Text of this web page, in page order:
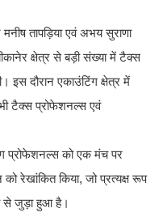
तापड़िया एवं अभय सुराणा
क्षेत्र से बड़ी संख्या में टैक्स
दौरान एकाउंटिंग क्षेत्र में
टैक्स प्रोफेशनल्स एवं
प्रोफेशनल्स को एक मंच पर
रेखांकित किया, जो प्रत्यक्ष रूप
से जुड़ा हुआ है।